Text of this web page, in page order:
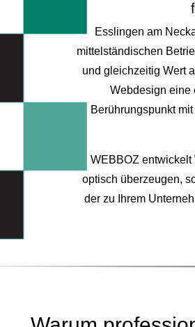
Esslingen am
mittelständischen
und gleichzeitig Wert
Webdesign eine
Berührungspunkt
WEBBOZ entwickelt
optisch überzeugen,
der zu Ihrem